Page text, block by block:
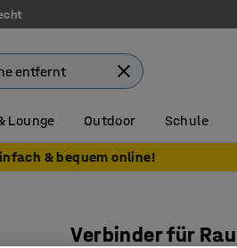
Lounge Outdoor Schule
& bequem online!
Verbinder für